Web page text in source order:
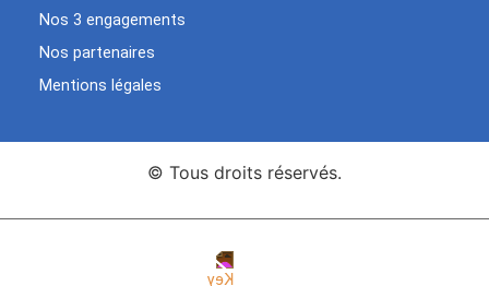
Nos 3 engagements
Nos partenaires
Mentions légales
© Tous droits réservés.